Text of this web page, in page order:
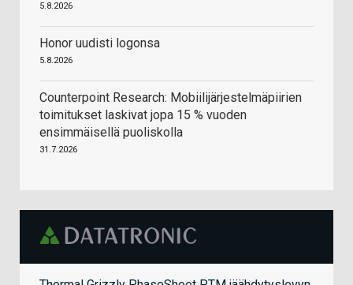
5.8.2026
Honor uudisti logonsa
5.8.2026
Counterpoint Research: Mobiilijärjestelmäpiirien
toimitukset laskivat jopa 15 % vuoden
ensimmäisellä puoliskolla
31.7.2026